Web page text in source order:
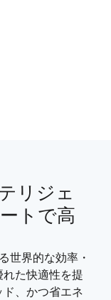
リジェ
トで高
世界的な効率・
た快適性を提
、かつ省エネ